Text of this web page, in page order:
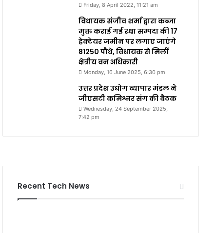
Friday, 8 April 2022, 11:21 am
विधायक संजीव शर्मा द्वारा कब्जा
मुक्त कराई गई रक्षा सम्पदा की 17
हेक्टेयर जमीन पर लगाए जाएंगे
81250 पौधे, विधायक से मिलीं
क्षेत्रीय वन अधिकारी
Monday, 16 June 2025, 6:30 pm
उत्तर प्रदेश उद्योग व्यापार मंडल ने
जीएसटी कमिश्नर संग की बैठक
Wednesday, 24 September 2025,
7:42 pm
Recent Tech News